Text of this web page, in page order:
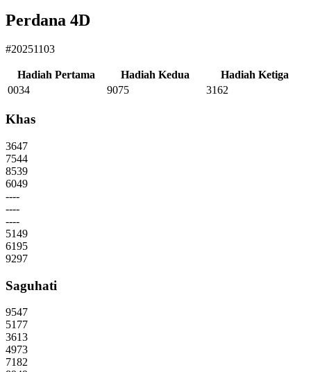
Perdana 4D
#20251103
Hadiah Pertama Hadiah Kedua
Hadiah Ketiga
0034
9075 3162
Khas
3647
7544
8539
6049
----
----
----
5149
6195
9297
Saguhati
9547
5177
3613
4973
7182